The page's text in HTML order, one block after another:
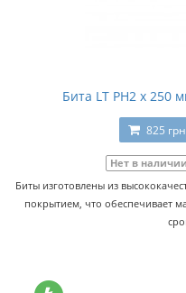
Бита LT PH2 x 250
825
Нет в наличии
Биты изготовлены из
покрытием, что обеспечивает